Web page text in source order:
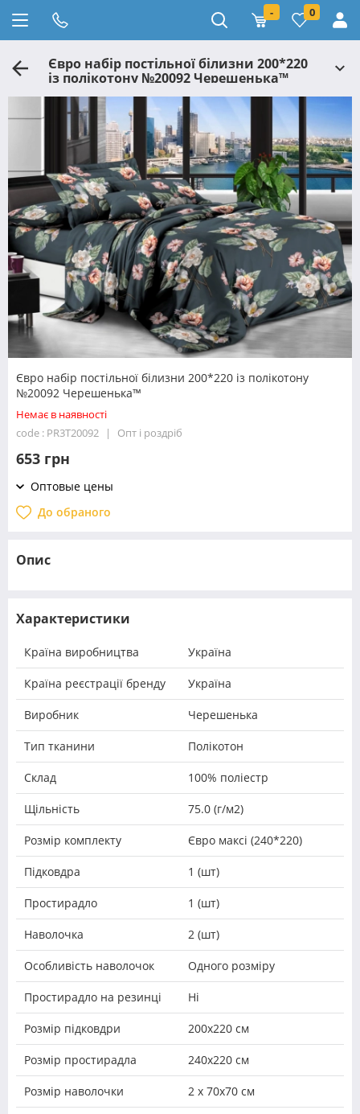
- 0
Євро набір постільної білизни 200*220
із полікотону №20092 Черешенька™
Євро набір постільної білизни 200*220 із полікотону
№20092 Черешенька™
Немає в наявності
code : PR3T20092
Опт і роздріб
653 грн
Оптовые цены
До обраного
Опис
Характеристики
Країна виробництва Україна
Країна реєстрації бренду Україна
Виробник Черешенька
Тип тканини Полікотон
Склад 100% поліестр
Щільність 75.0 (г/м2)
Розмір комплекту Євро максі (240*220)
Підковдра 1 (шт)
Простирадло 1 (шт)
Наволочка 2 (шт)
Особливість наволочок Одного розміру
Простирадло на резинці Ні
Розмір підковдри 200х220 см
Розмір простирадла 240х220 см
Розмір наволочки 2 х 70х70 см